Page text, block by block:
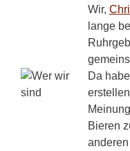
Wir,
lange
Da
Bieren